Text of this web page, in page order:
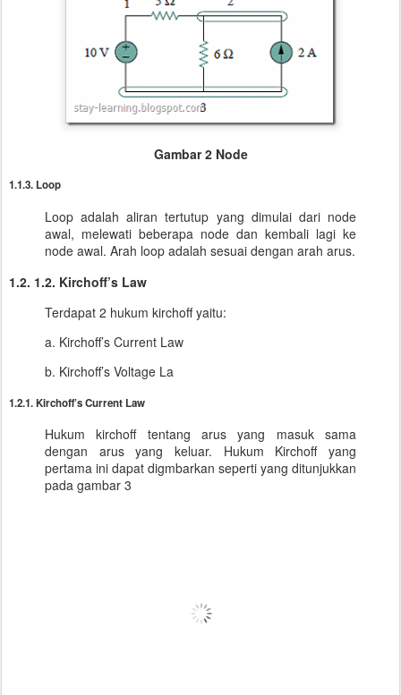
Gambar 2 Node
1.1.3. Loop
Loop adalah aliran tertutup yang dimulai dari node
awal, melewati beberapa node dan kembali lagi ke
node awal. Arah loop adalah sesuai dengan arah arus.
1.2. 1.2. Kirchoff’s Law
Terdapat 2 hukum kirchoff yaitu:
a. Kirchoff’s Current Law
b. Kirchoff’s Voltage La
1.2.1. Kirchoff’s Current Law
Hukum kirchoff tentang arus yang masuk sama
dengan arus yang keluar. Hukum Kirchoff yang
pertama ini dapat digmbarkan seperti yang ditunjukkan
pada gambar 3